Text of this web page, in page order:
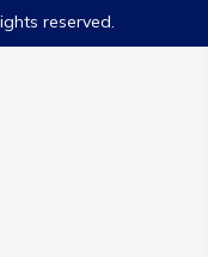
reserved.